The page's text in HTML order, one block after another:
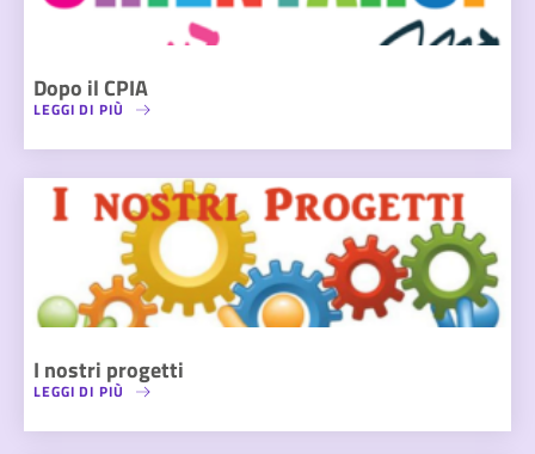
Dopo il CPIA
LEGGI DI PIÙ
I nostri progetti
LEGGI DI PIÙ